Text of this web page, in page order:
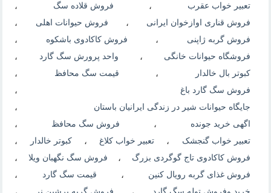
تعبیر خواب عقرب ، فروش قلاده سگ ،
فروش قناری اوازخوان ایرانی ، فروش حیوانات اهلی ،
فروش گربه ژاپنی ، فروش کاکادوی باشکوه ،
فروشگاه حیوانات خانگی ، واحد پرورش سگ گارد ،
کبوتر بال خالدار ، قیمت سگ محافظ ،
فروش سگ گارد باغ ،
جایگاه حیوانات شیر در زندگی ایرانیان باستان ،
اگهی خرید جونده ، فروش سگ محافظ ،
تعبیر خواب گنجشک ، تعبیر خواب کلاغ ، کبوتر خالدار ،
فروش کاکادوی تاج گوگردی بزرگ ، فروش سگ نگهبان ویلا ،
فروش غذای گربه رویال کنین ، قیمت سگ گارد ،
خرید وفروش توله سگ گارد فروش گربه پرشین نر